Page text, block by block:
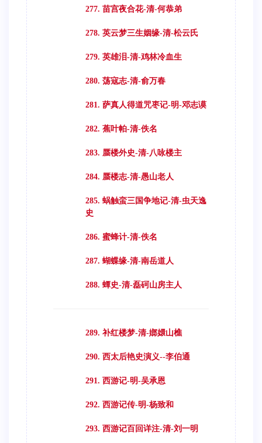
277. 苗宫夜合花-清-何恭弟
278. 英云梦三生姻缘-清-松云氏
279. 英雄泪-清-鸡林冷血生
280. 荡寇志-清-俞万春
281. 萨真人得道咒枣记-明-邓志谟
282. 蕉叶帕-清-佚名
283. 蜃楼外史-清-八咏楼主
284. 蜃楼志-清-愚山老人
285. 蜗触蛮三国争地记-清-虫天逸
史
286. 蜜蜂计-清-佚名
287. 蝴蝶缘-清-南岳道人
288. 蟫史-清-磊砢山房主人
289. 补红楼梦-清-嫏嬛山樵
290. 西太后艳史演义--李伯通
291. 西游记-明-吴承恩
292. 西游记传-明-杨致和
293. 西游记百回详注-清-刘一明